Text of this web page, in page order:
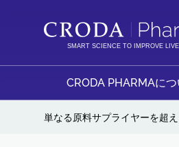
SMART SCIENCE TO IMPROVE
CRODA PHARMAにつ
単なる原料サプライヤーを超